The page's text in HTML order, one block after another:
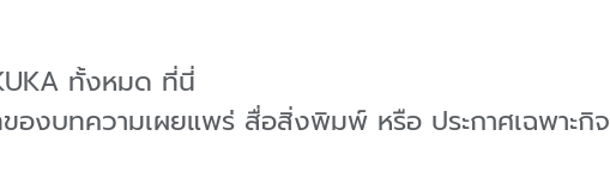
ทั้งหมด ที่นี่
องบทความเผยแพร่ สื่อสิ่งพิมพ์ หรือ ประกาศเฉพาะกิจ